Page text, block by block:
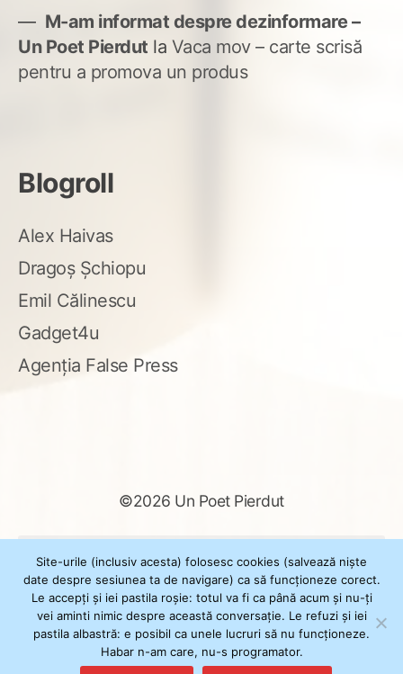
M-am informat despre dezinformare –
Un Poet Pierdut la Vaca mov – carte scrisă
pentru a promova un produs
Blogroll
Alex Haivas
Dragoș Șchiopu
Emil Călinescu
Gadget4u
Agenția False Press
©2026 Un Poet Pierdut
după:
Powered byWordPress
ThemeXSimply by Il Jester
Site-urile (inclusiv acesta) folosesc cookies (salvează niște
date despre sesiunea ta de navigare) ca să funcționeze corect.
Le accepți și iei pastila roșie: totul va fi ca până acum și nu-ți
vei aminti nimic despre această conversație. Le refuzi și iei
pastila albastră: e posibil ca unele lucruri să nu funcționeze.
Habar n-am care, nu-s programator.